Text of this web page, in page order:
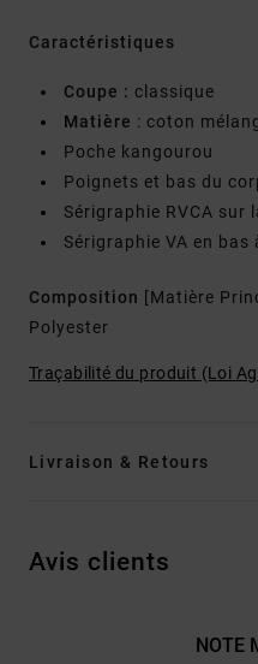
Caractéristiques
Coupe : classique
Matière : coton
Poche kangourou
Poignets et bas du
Sérigraphie RVCA sur
Sérigraphie VA en
Composition [Matière
Polyester
Traçabilité du produit (Loi
Livraison & Retours
Avis clients
NOTE